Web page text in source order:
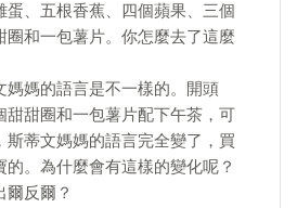
蛋、五根香蕉、四個蘋果、三個
圈和一包薯片。你怎麼去了這麼
媽媽的語言是不一樣的。開頭
甜甜圈和一包薯片配下午茶，可
斯蒂文媽媽的語言完全變了，買
的。為什麼會有這樣的變化呢？
爾反爾？